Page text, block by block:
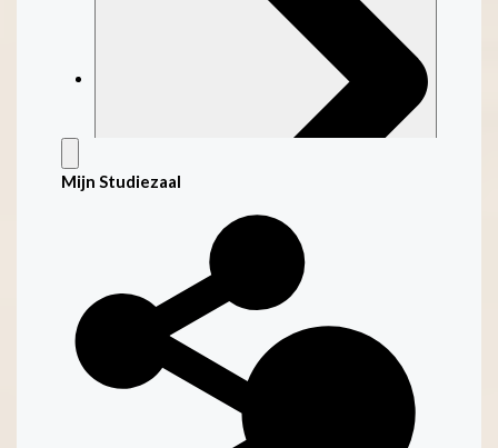
Kenmerken
Mijn Studiezaal